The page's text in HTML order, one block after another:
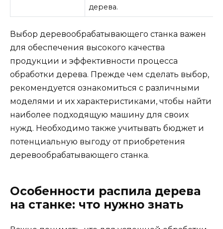
дерева.
Выбор деревообрабатывающего станка важен
для обеспечения высокого качества
продукции и эффективности процесса
обработки дерева. Прежде чем сделать выбор,
рекомендуется ознакомиться с различными
моделями и их характеристиками, чтобы найти
наиболее подходящую машину для своих
нужд. Необходимо также учитывать бюджет и
потенциальную выгоду от приобретения
деревообрабатывающего станка.
Особенности распила дерева
на станке: что нужно знать